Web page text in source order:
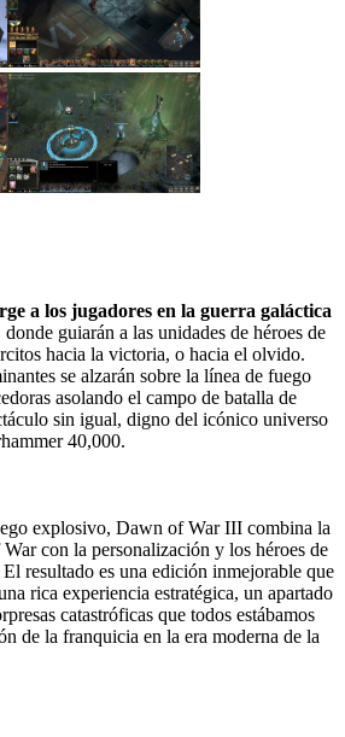
a los jugadores en la guerra galáctica
donde guiarán a las unidades de héroes de
hacia la victoria, o hacia el olvido.
se alzarán sobre la línea de fuego
asolando el campo de batalla de
sin igual, digno del icónico universo
40,000.
explosivo, Dawn of War III combina la
con la personalización y los héroes de
resultado es una edición inmejorable que
rica experiencia estratégica, un apartado
catastróficas que todos estábamos
de la franquicia en la era moderna de la